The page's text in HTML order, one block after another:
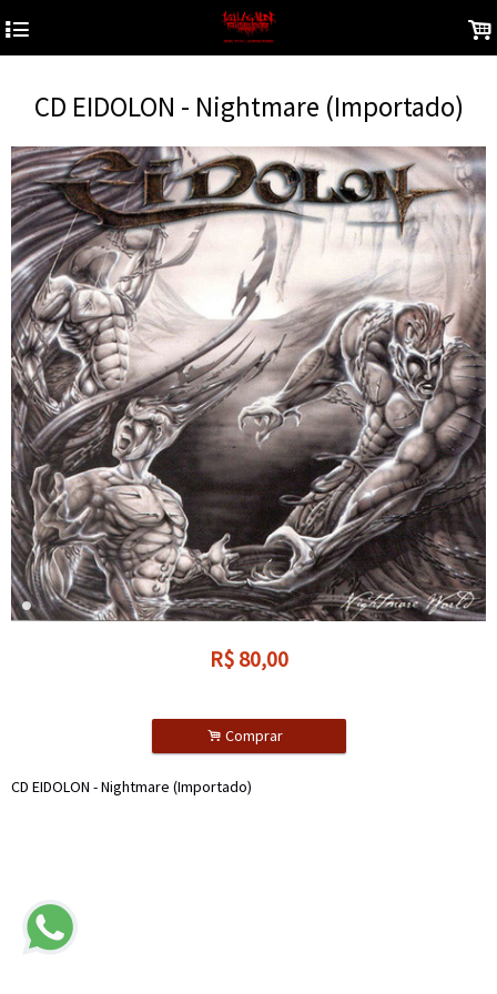
4 .
CD EIDOLON - Nightmare (Importado)
R$ 80,00
. Comprar
CD EIDOLON - Nightmare (Importado)